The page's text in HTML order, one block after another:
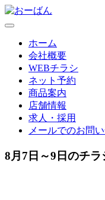
ホーム
会社概要
WEBチラシ
ネット予約
商品案内
店舗情報
求人・採用
メールでのお問
8月7日～9日のチラ